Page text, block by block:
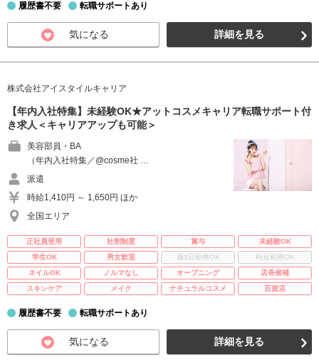
履歴書不要 転職サポートあり
気になる 詳細を見る
株式会社アイスタイルキャリア
【年内入社特集】未経験OK★アットコスメキャリア転職サポート付
き求人＜キャリアアップも可能＞
美容部員・BA
（年内入社特集／@cosme社 …
派遣
時給1,410円 ～ 1,650円 ほか
全国エリア
正社員登用 社割制度 賞与
未経験OK
学生OK
男女歓迎 週3日勤務OK
時短勤務OK
ネイルOK
ノルマなし オープニング
店長候補
スキンケア
メイク ナチュラルコスメ 百貨店
履歴書不要 転職サポートあり
気になる 詳細を見る